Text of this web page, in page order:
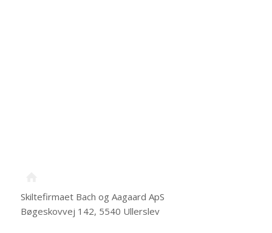
Skiltefirmaet Bach og Aagaard ApS
Bøgeskovvej 142, 5540 Ullerslev